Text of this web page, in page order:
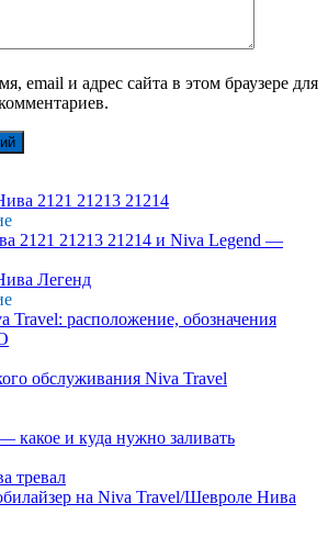
email и адрес сайта в этом браузере для
2121 21213 21214 и Niva Legend —
Travel: расположение, обозначения
обслуживания Niva Travel
какое и куда нужно заливать
на Niva Travel/Шевроле Нива